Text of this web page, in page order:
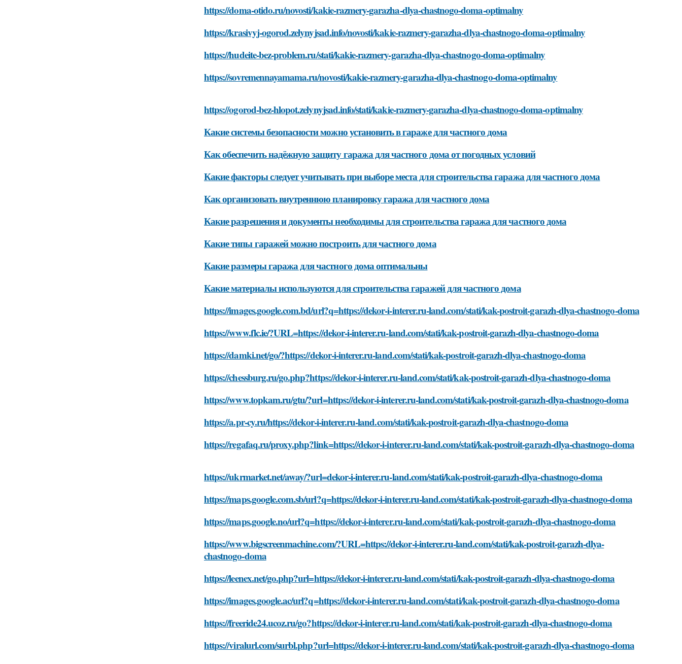
https://doma-otido.ru/novosti/kakie-razmery-garazha-dlya-chastnogo-doma-optimalny
https://krasivyj-ogorod.zelynyjsad.info/novosti/kakie-razmery-garazha-dlya-chastnogo-doma-optimalny
https://hudeite-bez-problem.ru/stati/kakie-razmery-garazha-dlya-chastnogo-doma-optimalny
https://sovremennayamama.ru/novosti/kakie-razmery-garazha-dlya-chastnogo-doma-optimalny
https://ogorod-bez-hlopot.zelynyjsad.info/stati/kakie-razmery-garazha-dlya-chastnogo-doma-optimalny
Какие системы безопасности можно установить в гараже для частного дома
Как обеспечить надёжную защиту гаража для частного дома от погодных условий
Какие факторы следует учитывать при выборе места для строительства гаража для частного дома
Как организовать внутреннюю планировку гаража для частного дома
Какие разрешения и документы необходимы для строительства гаража для частного дома
Какие типы гаражей можно построить для частного дома
Какие размеры гаража для частного дома оптимальны
Какие материалы используются для строительства гаражей для частного дома
https://images.google.com.bd/url?q=https://dekor-i-interer.ru-land.com/stati/kak-postroit-garazh-dlya-chastnogo-doma
https://www.flc.ie/?URL=https://dekor-i-interer.ru-land.com/stati/kak-postroit-garazh-dlya-chastnogo-doma
https://damki.net/go/?https://dekor-i-interer.ru-land.com/stati/kak-postroit-garazh-dlya-chastnogo-doma
https://chessburg.ru/go.php?https://dekor-i-interer.ru-land.com/stati/kak-postroit-garazh-dlya-chastnogo-doma
https://www.topkam.ru/gtu/?url=https://dekor-i-interer.ru-land.com/stati/kak-postroit-garazh-dlya-chastnogo-doma
https://a.pr-cy.ru/https://dekor-i-interer.ru-land.com/stati/kak-postroit-garazh-dlya-chastnogo-doma
https://regafaq.ru/proxy.php?link=https://dekor-i-interer.ru-land.com/stati/kak-postroit-garazh-dlya-chastnogo-doma
https://ukrmarket.net/away/?url=dekor-i-interer.ru-land.com/stati/kak-postroit-garazh-dlya-chastnogo-doma
https://maps.google.com.sb/url?q=https://dekor-i-interer.ru-land.com/stati/kak-postroit-garazh-dlya-chastnogo-doma
https://maps.google.no/url?q=https://dekor-i-interer.ru-land.com/stati/kak-postroit-garazh-dlya-chastnogo-doma
https://www.bigscreenmachine.com/?URL=https://dekor-i-interer.ru-land.com/stati/kak-postroit-garazh-dlya-
chastnogo-doma
https://leenex.net/go.php?url=https://dekor-i-interer.ru-land.com/stati/kak-postroit-garazh-dlya-chastnogo-doma
https://images.google.ac/url?q=https://dekor-i-interer.ru-land.com/stati/kak-postroit-garazh-dlya-chastnogo-doma
https://freeride24.ucoz.ru/go?https://dekor-i-interer.ru-land.com/stati/kak-postroit-garazh-dlya-chastnogo-doma
https://viralurl.com/surbl.php?url=https://dekor-i-interer.ru-land.com/stati/kak-postroit-garazh-dlya-chastnogo-doma